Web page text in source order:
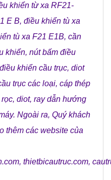
khiển từ xa RF21-
E B, điều khiển tù xa
tù xa F21 E1B, cần
khiển, nút bấm điều
khiển cầu trục, diot
trục các loại, cáp thép
rọc, diot, ray dẫn hướng
. Ngoài ra, Quý khách
thêm các website của
, thietbicautruc.com,